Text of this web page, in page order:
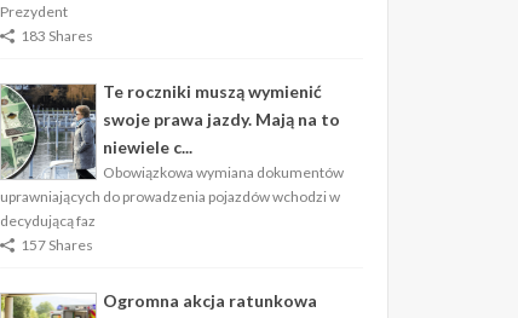
Prezydent
183 Shares
Te roczniki muszą wymienić
swoje prawa jazdy. Mają na to
niewiele c...
Obowiązkowa wymiana dokumentów
uprawniających do prowadzenia pojazdów wchodzi w
decydującą faz
157 Shares
Ogromna akcja ratunkowa